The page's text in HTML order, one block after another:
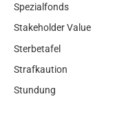
Spezialfonds
Stakeholder Value
Sterbetafel
Strafkaution
Stundung